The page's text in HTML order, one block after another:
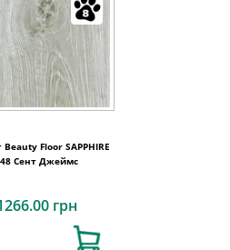
Beauty Floor SAPPHIRE
Сент Джеймс
грн